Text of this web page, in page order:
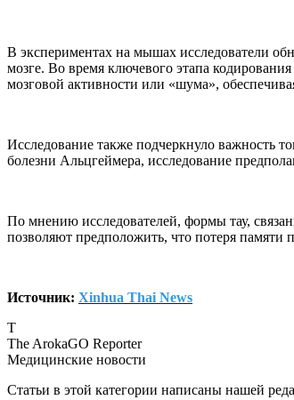
В экспериментах на мышах исследователи
мозге. Во время ключевого этапа
мозговой активности или «шума»,
Исследование также подчеркнуло важность
болезни Альцгеймера, исследование
По мнению исследователей, формы тау,
позволяют предположить, что потеря
Источник: Xinhua Thai News
T
The ArokaGO Reporter
Медицинские новости
Статьи в этой категории написаны нашей